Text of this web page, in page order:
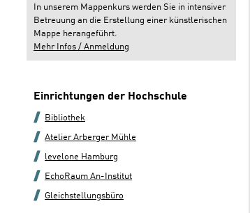
In unserem Mappenkurs werden Sie in intensiver
Betreuung an die Erstellung einer künstlerischen
Mappe herangeführt.
Mehr Infos / Anmeldung
Einrichtungen der Hochschule
Bibliothek
Atelier Arberger Mühle
levelone Hamburg
EchoRaum An-Institut
Gleichstellungsbüro